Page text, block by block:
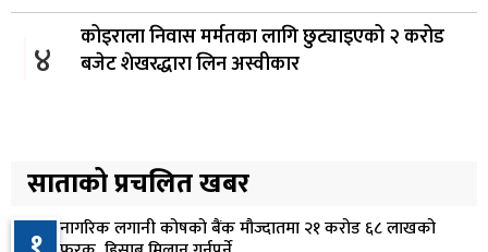
४
कोइराला निवास मर्मतका लागि छुट्याइएको २ करोड
बजेट शेखरद्धारा लिन अस्वीकार
५
ठक्कर दिँदा किशोरको मृत्यु
१ दिन अघि
साताको प्रचलित खबर
नागरिक लगानी कोषको बैंक मौज्दातमा २१ करोड ६८ लाखको